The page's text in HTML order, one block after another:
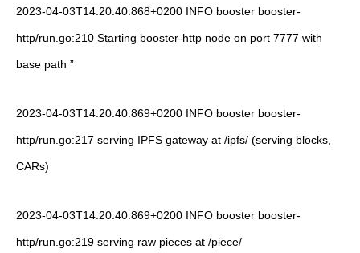
2023-04-03T14:20:40.868+0200 INFO booster booster-
http/run.go:210 Starting booster-http node on port 7777 with
base path ”
2023-04-03T14:20:40.869+0200 INFO booster booster-
http/run.go:217 serving IPFS gateway at /ipfs/ (serving blocks,
CARs)
2023-04-03T14:20:40.869+0200 INFO booster booster-
http/run.go:219 serving raw pieces at /piece/